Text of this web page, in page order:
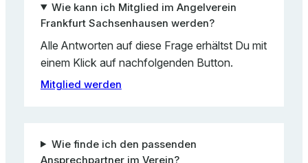
Wie kann ich Mitglied im Angelverein
Frankfurt Sachsenhausen werden?
Alle Antworten auf diese Frage erhältst Du mit
einem Klick auf nachfolgenden Button.
Mitglied werden
Wie finde ich den passenden
Ansprechpartner im Verein?